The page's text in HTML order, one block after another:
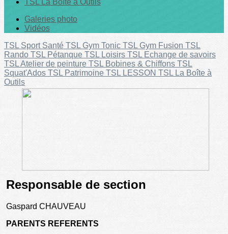
TSL La Boîte à Outils
Galeries photo
Vidéos
TSL Sport Santé TSL Gym Tonic TSL Gym Fusion TSL
Rando TSL Pétanque TSL Loisirs TSL Echange de savoirs
TSL Atelier de peinture TSL Bobines & Chiffons TSL
Squat'Ados TSL Patrimoine TSL LESSON TSL La Boîte à
Outils
Responsable de section
Gaspard CHAUVEAU
PARENTS REFERENTS